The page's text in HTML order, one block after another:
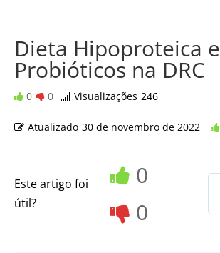
Dieta Hipoproteica e
Probióticos na DRC
0 0 Visualizações 246
Atualizado 30 de novembro de 2022
Este artigo foi
útil?
0
0